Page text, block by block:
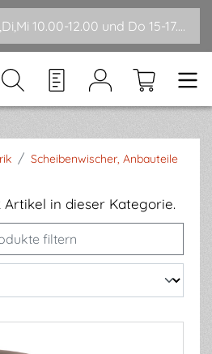
Telefonzeiten Mo,Di,Mi 10.00-12.00 und Do 15-17.00
/ Scheibenwischer, Anbauteile
Artikel in dieser Kategorie.
filtern